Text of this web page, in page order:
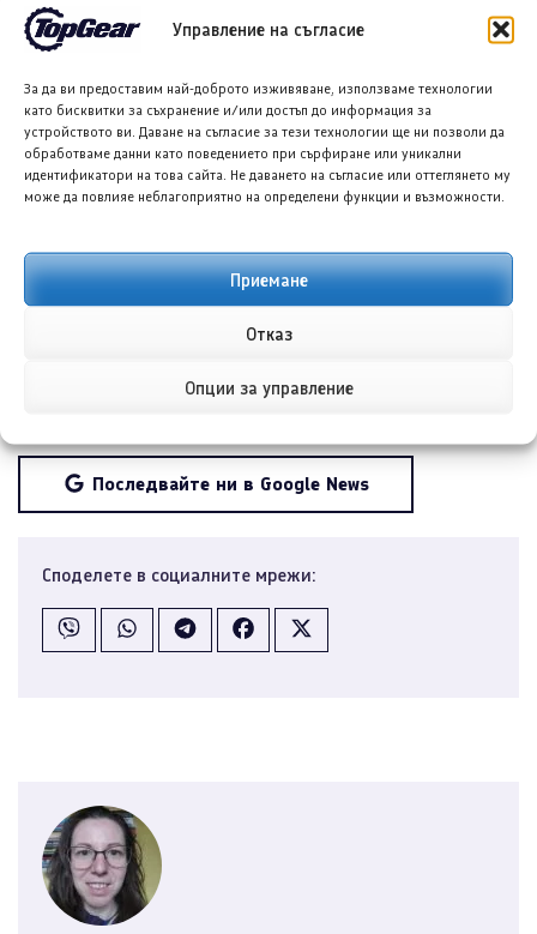
Управление на съгласие
За да ви предоставим най-доброто изживяване, използваме технологии
като бисквитки за съхранение и/или достъп до информация за
устройството ви. Даване на съгласие за тези технологии ще ни позволи да
обработваме данни като поведението при сърфиране или уникални
идентификатори на това сайта. Не даването на съгласие или оттеглянето му
може да повлияе неблагоприятно на определени функции и възможности.
Приемане
Отказ
Опции за управление
Моделът е оценен с 4.12 звезди от 50
потребителски рецензии.
Колега, прегледах внимателно предоставения
материал. За съжаление, в него липсва същинска
статия за преразказване. Виждам само
бисквитки. Моля, предоставете ми текста на
статията, за да мога да изпълня задачата и да ви
Последвайте ни в Google News
Споделете в социалните мрежи: